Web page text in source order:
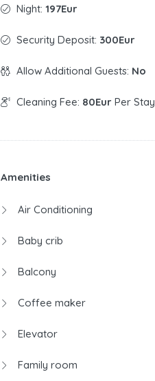
Night: 197Eur
Security Deposit: 300Eur
Allow Additional Guests: No
Cleaning Fee: 80Eur Per Stay
Amenities
Air Conditioning
Baby crib
Balcony
Coffee maker
Elevator
Family room